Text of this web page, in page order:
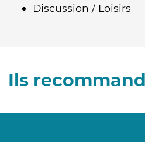
Discussion / Loisirs
Ils